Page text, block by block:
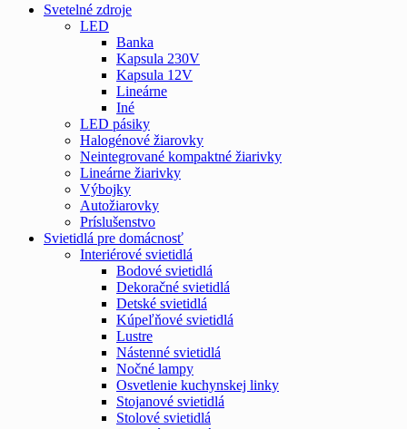
Svetelné zdroje
LED
Banka
Kapsula 230V
Kapsula 12V
Lineárne
Iné
LED pásiky
Halogénové žiarovky
Neintegrované kompaktné žiarivky
Lineárne žiarivky
Výbojky
Autožiarovky
Príslušenstvo
Svietidlá pre domácnosť
Interiérové svietidlá
Bodové svietidlá
Dekoračné svietidlá
Detské svietidlá
Kúpeľňové svietidlá
Lustre
Nástenné svietidlá
Nočné lampy
Osvetlenie kuchynskej linky
Stojanové svietidlá
Stolové svietidlá